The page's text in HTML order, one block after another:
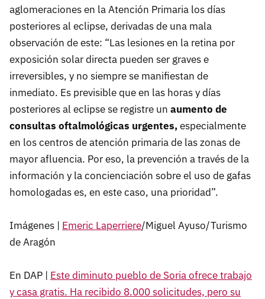
aglomeraciones en la Atención Primaria los días
posteriores al eclipse, derivadas de una mala
observación de este: “Las lesiones en la retina por
exposición solar directa pueden ser graves e
irreversibles, y no siempre se manifiestan de
inmediato. Es previsible que en las horas y días
posteriores al eclipse se registre un aumento de
consultas oftalmológicas urgentes,especialmente
en los centros de atención primaria de las zonas de
mayor afluencia. Por eso, la prevención a través de la
información y la concienciación sobre el uso de gafas
homologadas es, en este caso, una prioridad”.
Imágenes | Emeric Laperriere/Miguel Ayuso/Turismo
de Aragón
En DAP | Este diminuto pueblo de Soria ofrece trabajo
y casa gratis. Ha recibido 8.000 solicitudes, pero su